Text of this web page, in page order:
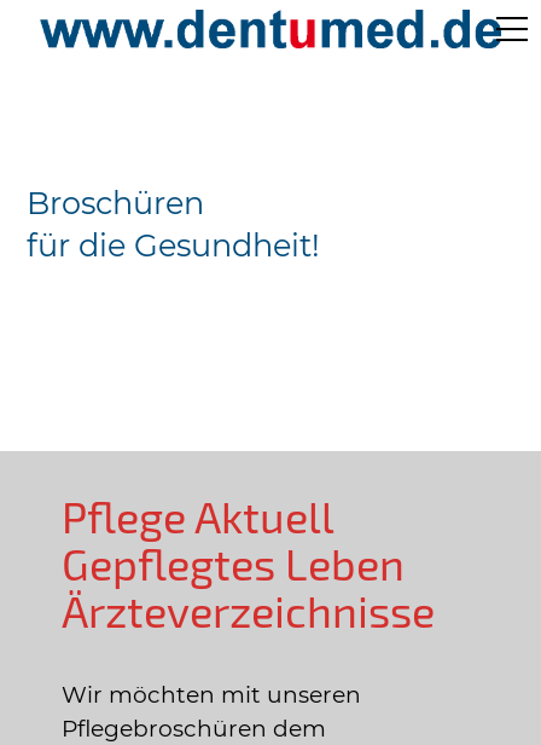
Ärzteverzeichnisse
Broschüren
für die Gesundheit!
Pflege Aktuell
Gepflegtes Leben
Ärzteverzeichnisse
Wir möchten mit unseren
Pflegebroschüren dem